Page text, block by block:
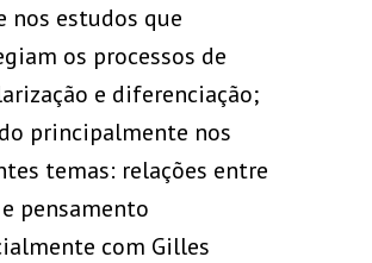
nos estudos que
os processos de
e diferenciação;
principalmente nos
temas: relações entre
pensamento
com Gilles